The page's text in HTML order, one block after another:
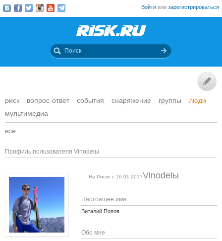
Войти или зарегистрироваться
риск вопрос-ответ события снаряжение группы
люди
мультимедиа
все
Профиль пользователя Vinodelы
Vinodelы
На Риске с 16.01.2017
Настоящее имя
Виталий Попов
Обо мне